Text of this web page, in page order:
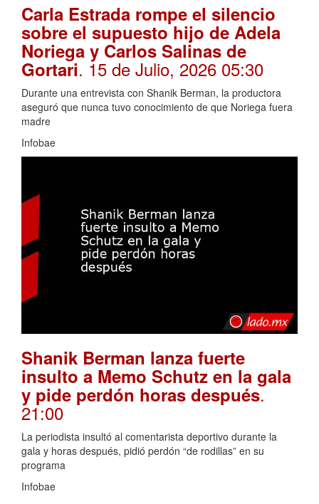
Carla Estrada rompe el silencio
sobre el supuesto hijo de Adela
Noriega y Carlos Salinas de
Gortari. 15 de Julio, 2026 05:30
Durante una entrevista con Shanik Berman, la productora
aseguró que nunca tuvo conocimiento de que Noriega fuera
madre
Infobae
Shanik Berman lanza fuerte
insulto a Memo Schutz en la gala
y pide perdón horas después.
21:00
La periodista insultó al comentarista deportivo durante la
gala y horas después, pidió perdón “de rodillas” en su
programa
Infobae